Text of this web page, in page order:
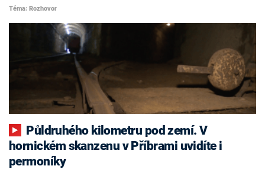
Téma: Rozhovor
hornickém skanzenu v Příbrami uvidíte i
permoníky